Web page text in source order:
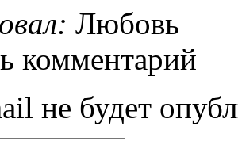
Любовь
комментарий
не будет